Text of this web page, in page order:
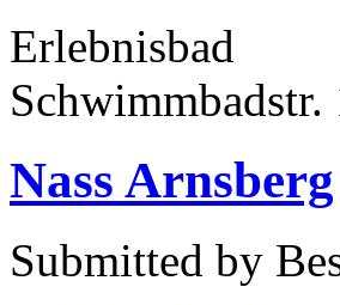
Erlebnisbad
Nass Arnsberg
Submitted by